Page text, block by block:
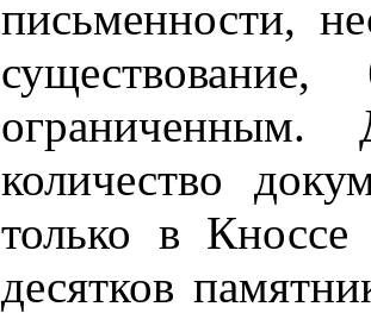
письменности,
количество
только в
десятков